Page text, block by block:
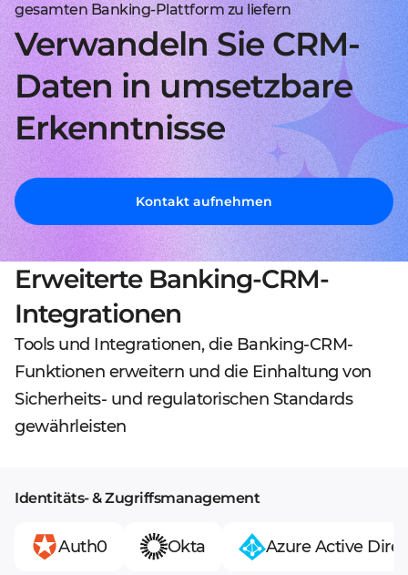
gesamten Banking-Plattform zu liefern
Verwandeln Sie CRM-
Daten in umsetzbare
Erkenntnisse
Kontakt aufnehmen
Erweiterte Banking-CRM-
Integrationen
Tools und Integrationen, die Banking-CRM-
Funktionen erweitern und die Einhaltung von
Sicherheits- und regulatorischen Standards
gewährleisten
Identitäts- & Zugriffsmanagement
Auth0 Okta Azure Active